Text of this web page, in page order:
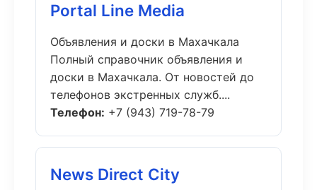
Portal Line Media
Объявления и доски в Махачкала
Полный справочник объявления и
доски в Махачкала. От новостей до
телефонов экстренных служб....
Телефон: +7 (943) 719-78-79
News Direct City